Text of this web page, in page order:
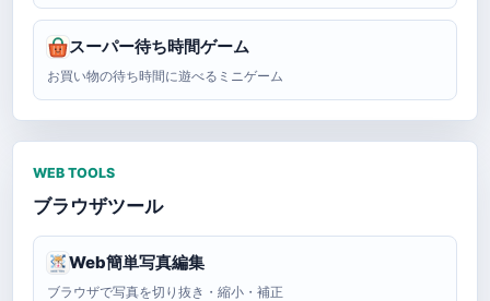
WEB TOOLS
ブラウザツール
Web簡単写真編集
ブラウザで写真を切り抜き・縮小・補正
スーパー待ち時間ゲーム
お買い物の待ち時間に遊べるミニゲーム